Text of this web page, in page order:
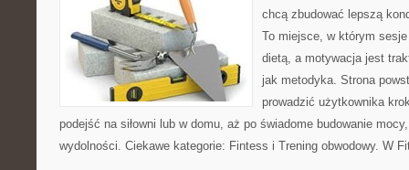
chcą zbudować lepszą
To miejsce, w którym
dietą, a motywacja jest
jak metodyka. Strona
prowadzić użytkownika
podejść na siłowni lub w domu, aż po świadome budowanie
wydolności. Ciekawe kategorie: Fintess i Trening obwodowy. W